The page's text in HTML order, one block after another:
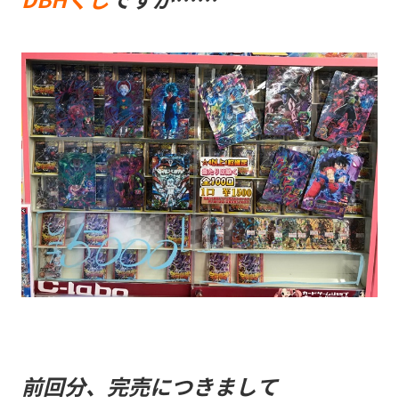
前回分、完売につきまして